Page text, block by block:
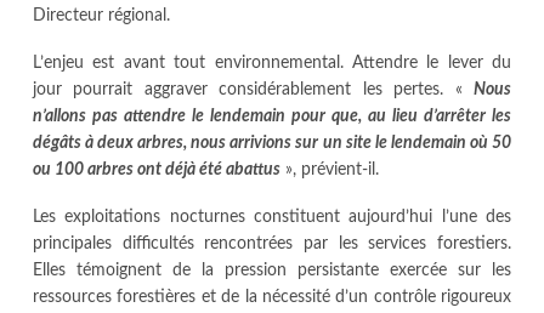
Directeur régional.
L’enjeu est avant tout environnemental. Attendre le lever du
jour pourrait aggraver considérablement les pertes. « Nous
n’allons pas attendre le lendemain pour que, au lieu d’arrêter les
dégâts à deux arbres, nous arrivions sur un site le lendemain où 50
ou 100 arbres ont déjà été abattus », prévient-il.
Les exploitations nocturnes constituent aujourd’hui l’une des
principales difficultés rencontrées par les services forestiers.
Elles témoignent de la pression persistante exercée sur les
ressources forestières et de la nécessité d’un contrôle rigoureux